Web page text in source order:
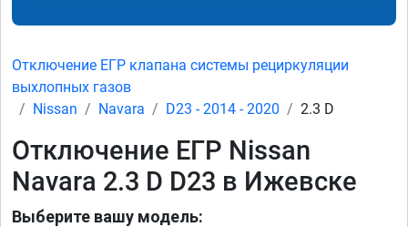
Отключение ЕГР клапана системы рециркуляции
выхлопных газов
Nissan
Navara D23 - 2014 - 2020 2.3 D
Отключение ЕГР Nissan
Navara 2.3 D D23 в Ижевске
Выберите вашу модель: